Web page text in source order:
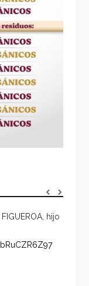
FIGUEROA, hijo